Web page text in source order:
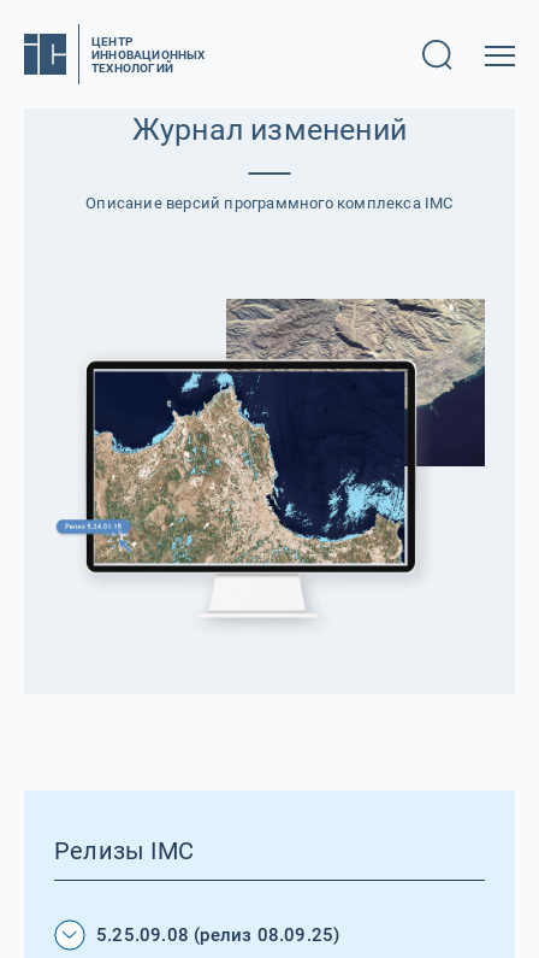
ЦЕНТР
ИННОВАЦИОННЫХ
ТЕХНОЛОГИЙ
Журнал изменений
Описание версий программного комплекса IMC
Релизы IMC
5.25.09.08 (релиз 08.09.25)